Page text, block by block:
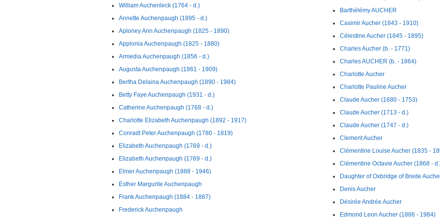
William Auchenleck (1764 - d.)
Annette Auchenpaugh (1895 - d.)
Aploney Ann Auchenpaugh (1825 - 1890)
Applonia Auchenpaugh (1825 - 1880)
Armedia Auchenpaugh (1856 - d.)
Augusta Auchenpaugh (1861 - 1909)
Bertha Delaina Auchenpaugh (1890 - 1984)
Betty Faye Auchenpaugh (1931 - d.)
Catherine Auchenpaugh (1768 - d.)
Charlotte Elizabeth Auchenpaugh (1892 - 1917)
Conradt Peter Auchenpaugh (1780 - 1819)
Elizabeth Auchenpaugh (1769 - d.)
Elizabeth Auchenpaugh (1769 - d.)
Elmer Auchenpaugh (1888 - 1946)
Esther Margurite Auchenpaugh
Frank Auchenpaugh (1884 - 1887)
Frederick Auchenpaugh
Barthélémy AUCHER
Casimir Aucher (1843 - 1910)
Célestine Aucher (1845 - 1895)
Charles Aucher (b. - 1771)
Charles AUCHER (b. - 1864)
Charlotte Aucher
Charlotte Pauline Aucher
Claude Aucher (1680 - 1753)
Claude Aucher (1713 - d.)
Claude Aucher (1747 - d.)
Clement Aucher
Clémentine Louise Aucher (1835 -
Clémentine Octavie Aucher (1868 -
Daughter of Oxbridge of Brede
Denis Aucher
Désirée Andrée Aucher
Edmond Leon Aucher (1886 - 1984)